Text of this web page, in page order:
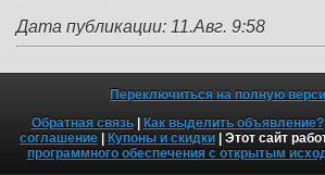
Дата публикации: 11.Авг. 9:58
Переключиться на полную
Обратная связь| Как выделить объявление?
соглашение | Купоны и скидки | Этот сайт
программного обеспечения с открытым